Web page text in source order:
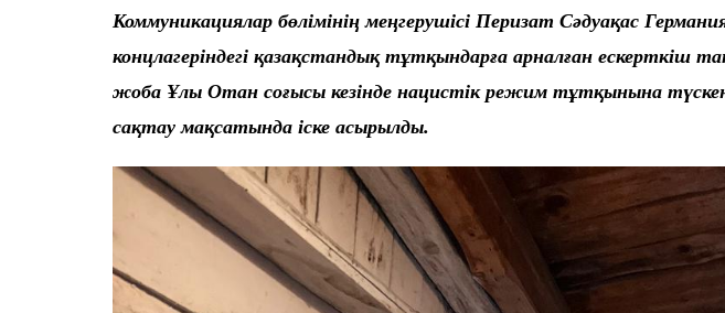
Коммуникациялар бөлімінің меңгерушісі Перизат Сәдуақас
концлагеріндегі қазақстандық тұтқындарға арналған ескерткіш
жоба Ұлы Отан соғысы кезінде нацистік режим тұтқынына түскен
сақтау мақсатында іске асырылды.